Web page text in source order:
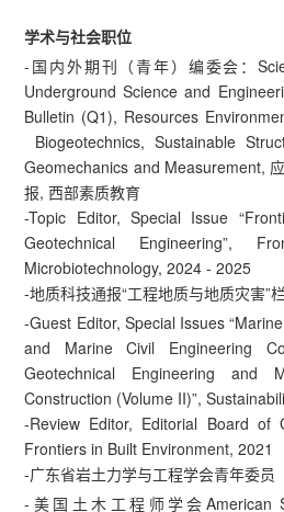
学术与社会职位
-国内外期刊（青年）编委会：
Underground Science and
Bulletin (Q1), Resources
Biogeotechnics, Sustainable
Geomechanics and Measurement,
报, 西部素质教育
-Topic Editor, Special Issue
Geotechnical Engineering”,
Microbiotechnology, 2024 - 2025
-地质科技通报“工程地质与地质灾害”
-Guest Editor, Special Issues
and Marine Civil Engineering
Geotechnical Engineering and
Construction (Volume II)”,
-Review Editor, Editorial Board of
Frontiers in Built Environment, 2021
-广东省岩土力学与工程学会青年委员
-美国土木工程师学会American